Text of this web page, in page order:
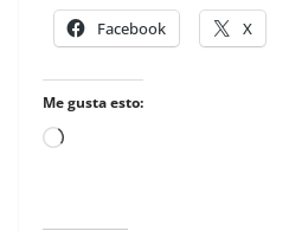
Facebook X
Me gusta esto:
Loading…